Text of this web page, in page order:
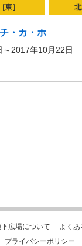
東］
・カ・ホ
2017年10月22日
広場について
よく
プライバシーポリシー